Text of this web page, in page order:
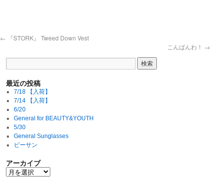
← 『STORK』 Tweed Down Vest
こんばんわ！ →
最近の投稿
7/18 【入荷】
7/14 【入荷】
6/20
General for BEAUTY&YOUTH
5/30
General Sunglasses
ビーサン
アーカイブ